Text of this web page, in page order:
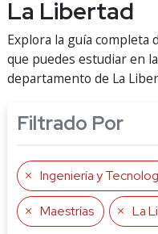
La Libertad
Explora la guía completa
que puedes estudiar en
departamento de La
Filtrado Por
Ingeniería y
Maestrías La